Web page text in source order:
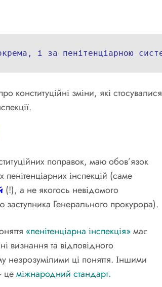
і за пенітенціарною
конституційні зміни, які стосувалися
поправок, маю обов’язок
інспекцій (саме
(!), а не якогось невідомого
заступника Генерального прокурора).
«пенітенціарна інспекція»має
визнання та відповідного
ці поняття. Іншими
цеміжнародний стандарт.